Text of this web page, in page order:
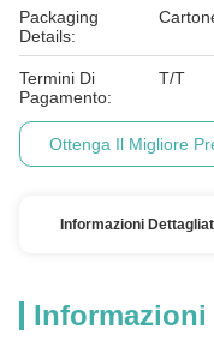
Packaging
Details:
Termini Di
Pagamento:
T/T
Ottenga Il Migliore
Informazioni
Informazioni